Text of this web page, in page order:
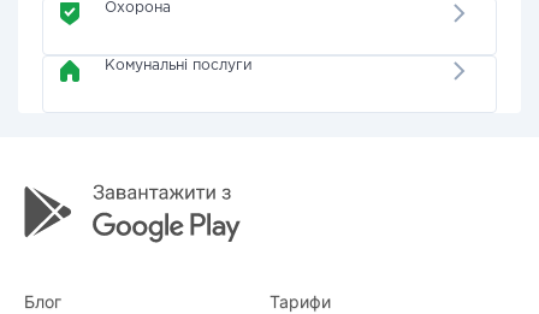
Охорона
Комунальні послуги
Блог Тарифи